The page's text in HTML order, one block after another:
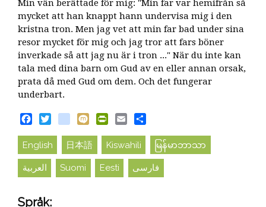
Min vän berättade för mig: "Min far var hemifrån så
mycket att han knappt hann undervisa mig i den
kristna tron. Men jag vet att min far bad under sina
resor mycket för mig och jag tror att fars böner
inverkade så att jag nu är i tron ​​..." När du inte kan
tala med dina barn om Gud av en eller annan orsak,
prata då med Gud om dem. Och det fungerar
underbart.
FacebookTwitterblogger_post
Mixi PrintFriendly
Email
English 日本語 Kiswahili မြန်မာဘာသာ
العربية Suomi Eesti فارسی
Språk: